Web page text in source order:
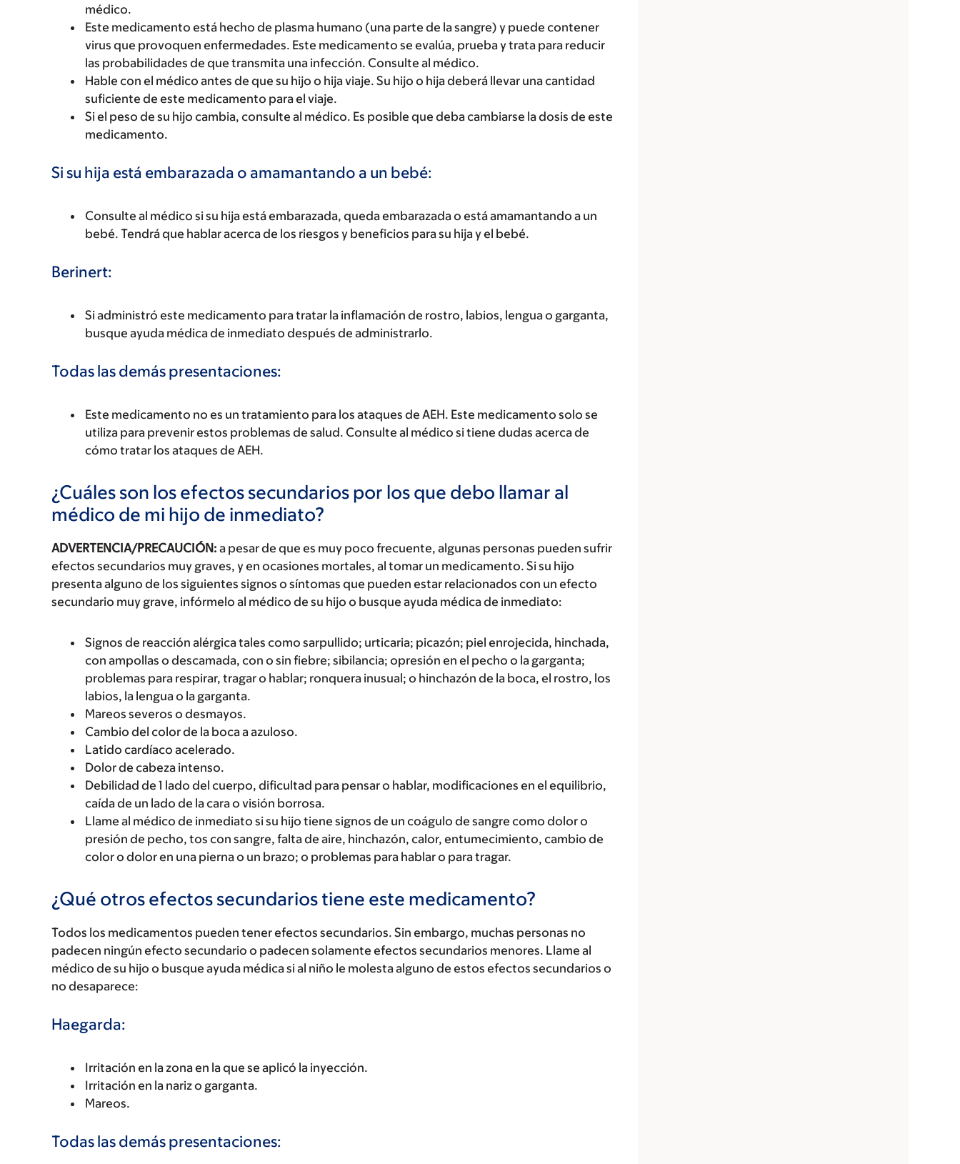
médico.
Este medicamento está hecho de plasma humano (una parte de la sangre) y puede contener
virus que provoquen enfermedades. Este medicamento se evalúa, prueba y trata para reducir
las probabilidades de que transmita una infección. Consulte al médico.
Hable con el médico antes de que su hijo o hija viaje. Su hijo o hija deberá llevar una cantidad
suficiente de este medicamento para el viaje.
Si el peso de su hijo cambia, consulte al médico. Es posible que deba cambiarse la dosis de este
medicamento.
Si su hija está embarazada o amamantando a un bebé:
Consulte al médico si su hija está embarazada, queda embarazada o está amamantando a un
bebé. Tendrá que hablar acerca de los riesgos y beneficios para su hija y el bebé.
Berinert:
Si administró este medicamento para tratar la inflamación de rostro, labios, lengua o garganta,
busque ayuda médica de inmediato después de administrarlo.
Todas las demás presentaciones:
Este medicamento no es un tratamiento para los ataques de AEH. Este medicamento solo se
utiliza para prevenir estos problemas de salud. Consulte al médico si tiene dudas acerca de
cómo tratar los ataques de AEH.
¿Cuáles son los efectos secundarios por los que debo llamar al
médico de mi hijo de inmediato?
ADVERTENCIA/PRECAUCIÓN: a pesar de que es muy poco frecuente, algunas personas pueden sufrir
efectos secundarios muy graves, y en ocasiones mortales, al tomar un medicamento. Si su hijo
presenta alguno de los siguientes signos o síntomas que pueden estar relacionados con un efecto
secundario muy grave, infórmelo al médico de su hijo o busque ayuda médica de inmediato:
Signos de reacción alérgica tales como sarpullido; urticaria; picazón; piel enrojecida, hinchada,
con ampollas o descamada, con o sin fiebre; sibilancia; opresión en el pecho o la garganta;
problemas para respirar, tragar o hablar; ronquera inusual; o hinchazón de la boca, el rostro, los
labios, la lengua o la garganta.
Mareos severos o desmayos.
Cambio del color de la boca a azuloso.
Latido cardíaco acelerado.
Dolor de cabeza intenso.
Debilidad de 1 lado del cuerpo, dificultad para pensar o hablar, modificaciones en el equilibrio,
caída de un lado de la cara o visión borrosa.
Llame al médico de inmediato si su hijo tiene signos de un coágulo de sangre como dolor o
presión de pecho, tos con sangre, falta de aire, hinchazón, calor, entumecimiento, cambio de
color o dolor en una pierna o un brazo; o problemas para hablar o para tragar.
¿Qué otros efectos secundarios tiene este medicamento?
Todos los medicamentos pueden tener efectos secundarios. Sin embargo, muchas personas no
padecen ningún efecto secundario o padecen solamente efectos secundarios menores. Llame al
médico de su hijo o busque ayuda médica si al niño le molesta alguno de estos efectos secundarios o
no desaparece:
Haegarda:
Irritación en la zona en la que se aplicó la inyección.
Irritación en la nariz o garganta.
Mareos.
Todas las demás presentaciones: